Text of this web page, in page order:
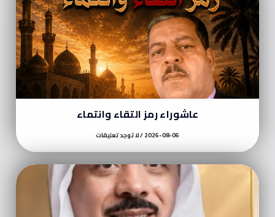
عاشوراء رمز التقاء وانتماء
2026-08-06 لا توجد تعليقات